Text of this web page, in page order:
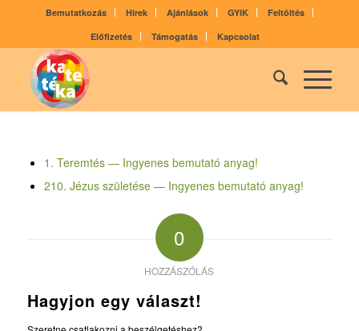
Bemutatkozás Hírek Ajánlások GYIK
Feltöltés
Előfizetés
Támogatás Kapcsolat
1. Teremtés — Ingyenes bemutató anyag!
210. Jézus születése — Ingyenes bemutató anyag!
0
HOZZÁSZÓLÁS
Hagyjon egy választ!